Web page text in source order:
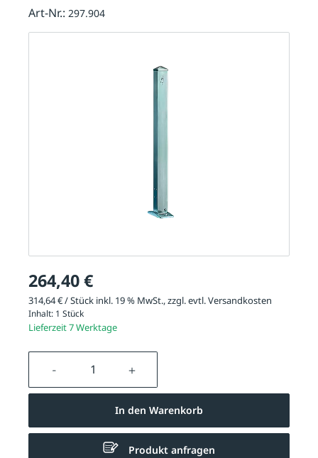
264,40 €
314,64 € / Stück inkl. 19 % MwSt., zzgl. evtl.Versandkosten
Inhalt: 1 Stück
Lieferzeit 7 Werktage
Produkt Anzahl: Gib den
In den Warenkorb
Produkt anfragen
Art-Nr.: 297.904